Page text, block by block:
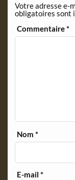
Votre adresse e-
obligatoires sont
Commentaire*
Nom*
E-mail*